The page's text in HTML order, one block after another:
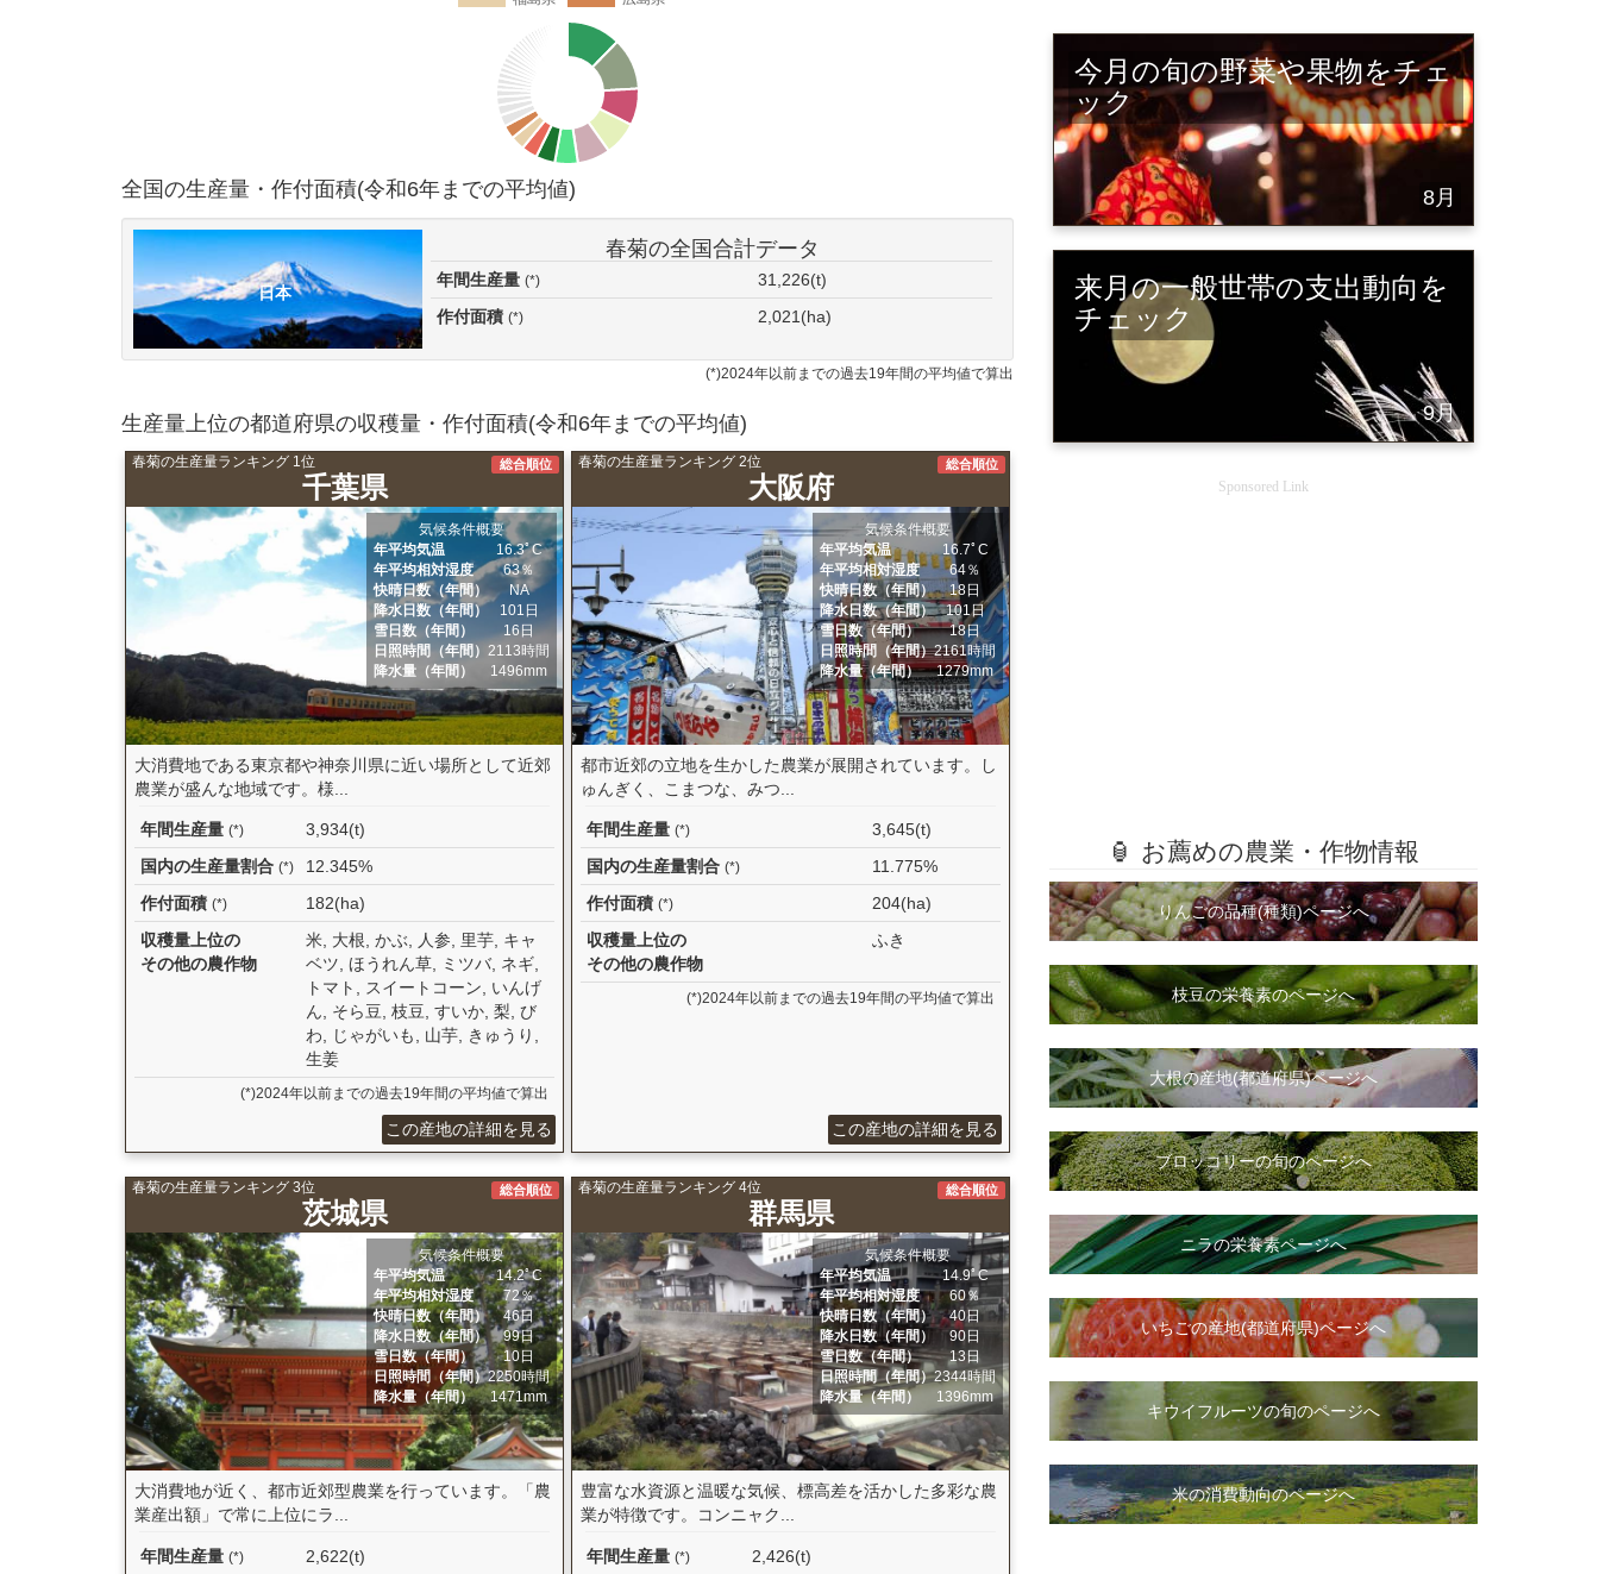
全国の生産量・作付面積(令和6年までの平均値)
日本
春菊の全国合計データ
年間生産量(*)
31,226(t)
作付面積(*) 2,021(ha)
(*)2024年以前までの過去19年間の平均値で算出
生産量上位の都道府県の収穫量・作付面積(令和6年までの平均値)
春菊の生産量ランキング 1位
千葉県
総合順位
気候条件概要
年平均気温
16.3ﾟC
年平均相対湿度
63％
快晴日数（年間）
NA
降水日数（年間）
101日
雪日数（年間）
16日
日照時間（年間）2113時間
降水量（年間）
1496mm
大消費地である東京都や神奈川県に近い場所として近郊
農業が盛んな地域です。様...
年間生産量 (*)
3,934(t)
国内の生産量割合 (*)
12.345%
作付面積 (*)
182(ha)
収穫量上位の
その他の農作物
米, 大根, かぶ, 人参, 里芋, キャ
ベツ, ほうれん草, ミツバ, ネギ,
トマト, スイートコーン, いんげ
ん, そら豆, 枝豆, すいか, 梨, び
わ, じゃがいも, 山芋, きゅうり,
生姜
(*)2024年以前までの過去19年間の平均値で算出
この産地の詳細を見る
春菊の生産量ランキング 2位
大阪府
総合順位
気候条件概要
年平均気温
16.7ﾟC
年平均相対湿度
64％
快晴日数（年間）
18日
降水日数（年間）
101日
雪日数（年間）
18日
日照時間（年間）2161時間
降水量（年間）
1279mm
都市近郊の立地を生かした農業が展開されています。し
ゅんぎく、こまつな、みつ...
年間生産量 (*)
3,645(t)
国内の生産量割合 (*)
11.775%
作付面積 (*)
204(ha)
収穫量上位の
その他の農作物
ふき
(*)2024年以前までの過去19年間の平均値で算出
この産地の詳細を見る
春菊の生産量ランキング 3位
茨城県
総合順位
気候条件概要
年平均気温
14.2ﾟC
年平均相対湿度
72％
快晴日数（年間）
46日
降水日数（年間）
99日
雪日数（年間）
10日
日照時間（年間）2250時間
降水量（年間）
1471mm
大消費地が近く、都市近郊型農業を行っています。「農
業産出額」で常に上位にラ...
年間生産量 (*) 2,622(t)
春菊の生産量ランキング 4位
群馬県
総合順位
気候条件概要
年平均気温
14.9ﾟC
年平均相対湿度
60％
快晴日数（年間）
40日
降水日数（年間）
90日
雪日数（年間）
13日
日照時間（年間）2344時間
降水量（年間）
1396mm
豊富な水資源と温暖な気候、標高差を活かした多彩な農
業が特徴です。コンニャク...
年間生産量 (*) 2,426(t)
今月の旬の野菜や果物をチェ
ック
8月
来月の一般世帯の支出動向を
チェック
9月
Sponsored Link
🏮 お薦めの農業・作物情報
りんごの品種(種類)ページへ
枝豆の栄養素のページへ
大根の産地(都道府県)ページへ
ブロッコリーの旬のページへ
ニラの栄養素ページへ
いちごの産地(都道府県)ページへ
キウイフルーツの旬のページへ
米の消費動向のページへ